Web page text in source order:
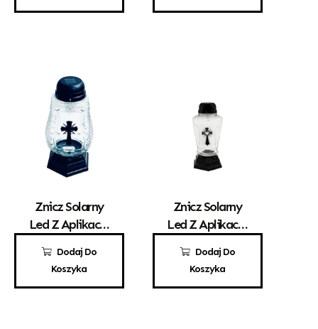
Dodaj Do
Koszyka
Znicz Solarny
Led Z Aplikacją
32,00 zł
Dodaj Do
Koszyka
Znicz Solarny
Led Z Aplikacją
32,00 zł